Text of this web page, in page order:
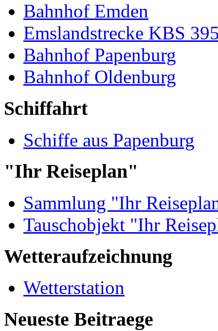
Bahnhof Emden
Emslandstrecke KBS
Bahnhof Papenburg
Bahnhof Oldenburg
Schiffahrt
Schiffe aus Papenburg
"Ihr Reiseplan"
Sammlung "Ihr
Tauschobjekt "Ihr
Wetteraufzeichnung
Wetterstation
Neueste Beitraege